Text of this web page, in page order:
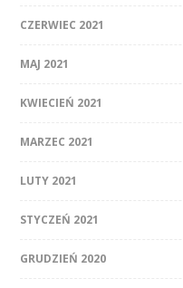
CZERWIEC 2021
MAJ 2021
KWIECIEŃ 2021
MARZEC 2021
LUTY 2021
STYCZEŃ 2021
GRUDZIEŃ 2020